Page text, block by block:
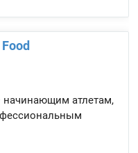
атлетам,